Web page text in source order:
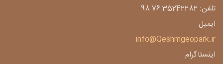
تلفن: 35242282 76 98
ایمیل
info@Qeshmgeopark.ir
اینستاگرام